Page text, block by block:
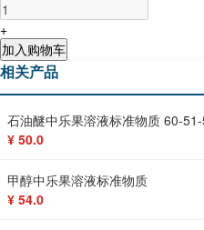
+
加入购物车
相关产品
石油醚中乐果溶液标准物质 60-
¥ 50.0
甲醇中乐果溶液标准物质
¥ 54.0